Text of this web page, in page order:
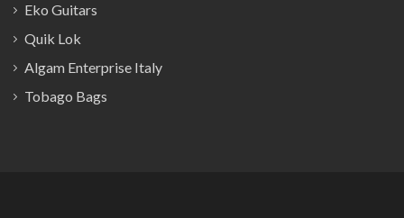
Eko Guitars
Quik Lok
Algam Enterprise Italy
Tobago Bags